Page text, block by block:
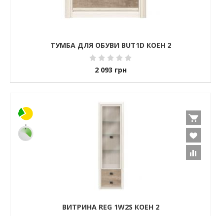
ТУМБА ДЛЯ ОБУВИ BUT1D КОЕН 2
2 093 грн
ВИТРИНА REG 1W2S КОЕН 2